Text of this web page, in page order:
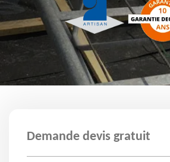
Demande devis gratuit